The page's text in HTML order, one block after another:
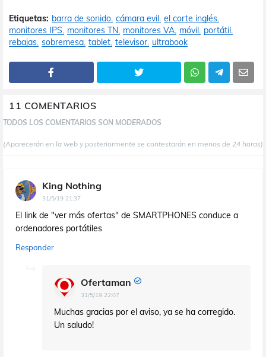
Etiquetas: barra de sonido cámara evil el corte inglés
monitores IPS monitores TN monitores VA móvil portátil
rebajas sobremesa tablet televisor ultrabook
11 COMENTARIOS
TODOS LOS COMENTARIOS SON MODERADOS
(Aparecerán en la web y posteriormente se contestarán en menos de 24 horas)
King Nothing
31/5/19 21:37
El link de "ver más ofertas" de SMARTPHONES conduce a
ordenadores portátiles
Responder
Ofertaman
31/5/19 22:07
Muchas gracias por el aviso, ya se ha corregido.
Un saludo!